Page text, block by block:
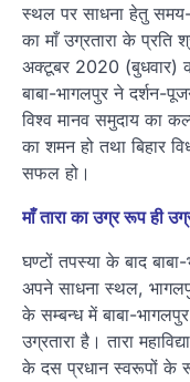
स्थल पर साधना हेतु
का माँ उग्रतारा के प्रति
अक्टूबर 2020 (बुधवार)
बाबा-भागलपुर ने दर्शन-
विश्व मानव समुदाय का
का शमन हो तथा बिहार
सफल हो।
माँ तारा का उग्र रूप ही
घण्टों तपस्या के बाद
अपने साधना स्थल,
के सम्बन्ध में बाबा-
उग्रतारा है। तारा
के दस प्रधान स्वरूपों के